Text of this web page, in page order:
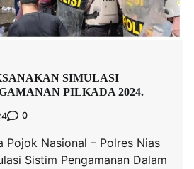
SIMULASI
PILKADA 2024.
0
Pojok Nasional – Polres Nias
Sistim Pengamanan Dalam